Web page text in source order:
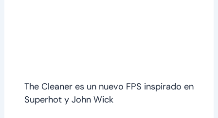
The Cleaner es un nuevo FPS inspirado en
Superhot y John Wick